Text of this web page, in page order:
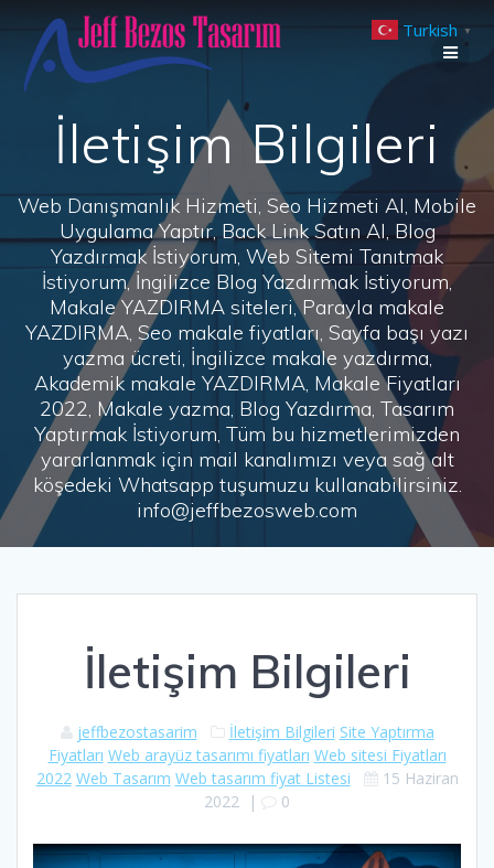
to
İletişim Bilgileri
Web Danışmanlık Hizmeti, Seo Hizmeti Al, Mobile
Uygulama Yaptır, Back Link Satın Al, Blog
Yazdırmak İstiyorum, Web Sitemi Tanıtmak
İstiyorum, İngilizce Blog Yazdırmak İstiyorum,
Makale YAZDIRMA siteleri, Parayla makale
YAZDIRMA, Seo makale fiyatları, Sayfa başı yazı
yazma ücreti, İngilizce makale yazdırma,
Akademik makale YAZDIRMA, Makale Fiyatları
2022, Makale yazma, Blog Yazdırma, Tasarım
Yaptırmak İstiyorum, Tüm bu hizmetlerimizden
yararlanmak için mail kanalımızı veya sağ alt
köşedeki Whatsapp tuşumuzu kullanabilirsiniz.
info@jeffbezosweb.com
İletişim Bilgileri
jeffbezostasarim İletişim Bilgileri Site Yaptırma
Fiyatları Web arayüz tasarımı fiyatları Web sitesi Fiyatları
2022 Web Tasarım Web tasarım fiyat Listesi
15 Haziran
2022 | 0
Turkish ▼